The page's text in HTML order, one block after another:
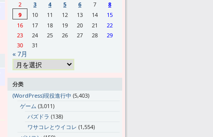
2
3 4 5 6 7
8
9
10 11 12 13 14
15
16
17 18 19 20 21
22
23
24 25 26 27 28
29
30
31
« 7月
分类
(WordPress)現役進行中 (5,403)
ゲーム (3,011)
パズドラ (138)
ワサコレとウイコレ (1,554)